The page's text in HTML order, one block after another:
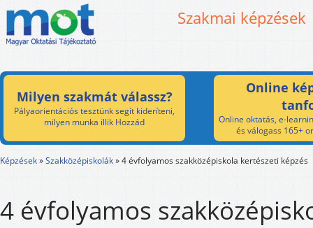
Szakmai képzések
Milyen szakmát válassz?
Pályaorientációs tesztünk segít kideríteni,
milyen munka illik Hozzád
Online
Online oktatás, e-
és válogass 165+
Képzések»Szakközépiskolák»4 évfolyamos szakközépiskola kertészeti képzés
4 évfolyamos